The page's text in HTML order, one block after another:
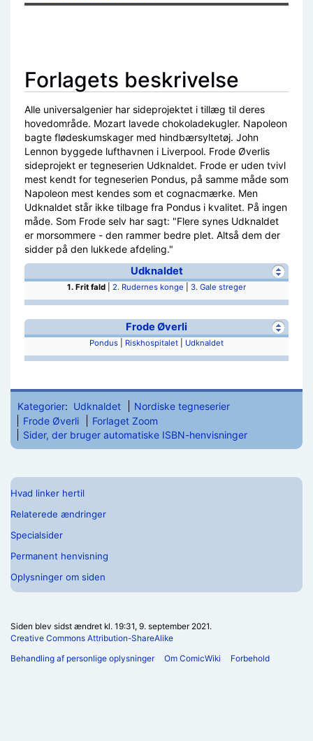
Forlagets beskrivelse
Alle universalgenier har sideprojektet i tillæg til deres
hovedområde. Mozart lavede chokoladekugler. Napoleon
bagte flødeskumskager med hindbærsyltetøj. John
Lennon byggede lufthavnen i Liverpool. Frode Øverlis
sideprojekt er tegneserien Udknaldet. Frode er uden tvivl
mest kendt for tegneserien Pondus, på samme måde som
Napoleon mest kendes som et cognacmærke. Men
Udknaldet står ikke tilbage fra Pondus i kvalitet. På ingen
måde. Som Frode selv har sagt: "Flere synes Udknaldet
er morsommere - den rammer bedre plet. Altså dem der
sidder på den lukkede afdeling."
Udknaldet
1. Frit fald 2. Rudernes konge 3. Gale streger
Frode Øverli
Pondus Riskhospitalet Udknaldet
Kategorier: Udknaldet
Nordiske tegneserier
Frode Øverli
Forlaget Zoom
Sider, der bruger automatiske ISBN-henvisninger
Hvad linker hertil
Relaterede ændringer
Specialsider
Permanent henvisning
Oplysninger om siden
Siden blev sidst ændret kl. 19:31, 9. september 2021.
Creative Commons Attribution-ShareAlike
Behandling af personlige oplysninger
Om ComicWiki Forbehold